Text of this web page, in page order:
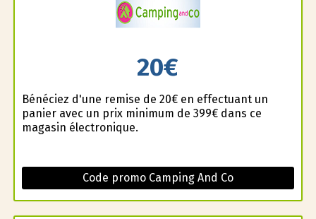
20€
Bénéficiez d'une remise de 20€ en effectuant un
panier avec un prix minimum de 399€ dans ce
magasin électronique.
Code promo Camping And Co